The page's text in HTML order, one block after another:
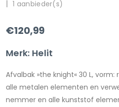
| 1 aanbieder(s)
€120,99
Merk: Helit
Afvalbak »the knight« 30 L,
alle metalen elementen en
nemmer en alle kunststof